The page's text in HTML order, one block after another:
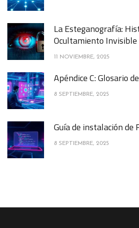
La Esteganografía:
Ocultamiento Invisible
11 NOVIEMBRE, 2025
Apéndice C: Glosario
8 SEPTIEMBRE, 2025
Guía de instalación
8 SEPTIEMBRE, 2025